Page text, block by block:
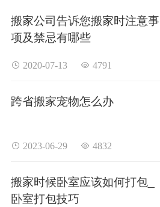
搬家公司告诉您搬家时注意事
项及禁忌有哪些
 2020-07-13  4791
跨省搬家宠物怎么办
 2023-06-29  4832
搬家时候卧室应该如何打包_
卧室打包技巧